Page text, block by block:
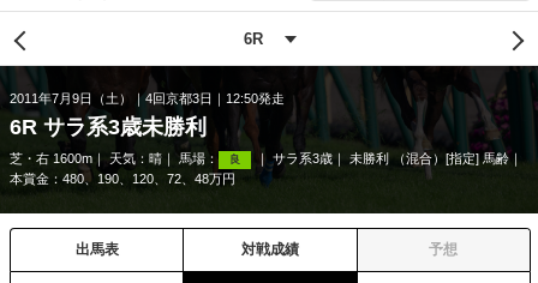
2011年7月9日（土） 4回京都3日 12:50発走
6R サラ系3歳未勝利
芝・右 1600m 天気： 晴 馬場： 良 サラ系3歳
未勝利 （混合）[指定] 馬齢
本賞金：480、190、120、72、48万円
出馬表 対戦成績 予想